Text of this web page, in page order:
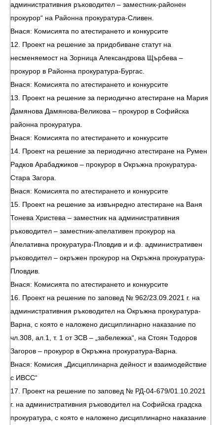
административния ръководител – заместник-районен
прокурор“ на Районна прокуратура-Сливен.
Внася: Комисията по атестирането и конкурсите
12. Проект на решение за придобиване статут на
несменяемост на Зорница Александрова Щърбева –
прокурор в Районна прокуратура-Бургас.
Внася: Комисията по атестирането и конкурсите
13. Проект на решение за периодично атестиране на Мария
Дамянова Дамянова-Великова – прокурор в Софийска
районна прокуратура.
Внася: Комисията по атестирането и конкурсите
14. Проект на решение за периодично атестиране на Румен
Радков Арабаджиков – прокурор в Окръжна прокуратура-
Стара Загора.
Внася: Комисията по атестирането и конкурсите
15. Проект на решение за извънредно атестиране на Ваня
Тонева Христева – заместник на административния
ръководител – заместник-апелативен прокурор на
Апелативна прокуратура-Пловдив и и.ф. административен
ръководител – окръжен прокурор на Окръжна прокуратура-
Пловдив.
Внася: Комисията по атестирането и конкурсите
16. Проект на решение по заповед № 962/23.09.2021 г. на
административния ръководител на Окръжна прокуратура-
Варна, с която е наложено дисциплинарно наказание по
чл.308, ал.1, т. 1 от ЗСВ – „забележка“, на Стоян Тодоров
Загоров – прокурор в Окръжна прокуратура-Варна.
Внася: Комисия „Дисциплинарна дейност и взаимодействие
с ИВСС“
17. Проект на решение по заповед № РД-04-679/01.10.2021
г. на административния ръководител на Софийска градска
прокуратура, с която е наложено дисциплинарно наказание